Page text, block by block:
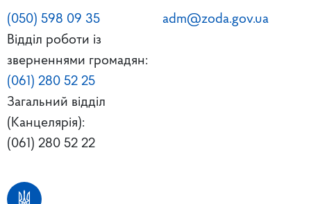
(050) 598 09 35
Відділ роботи із
зверненнями громадян:
(061) 280 52 25
Загальний відділ
(Канцелярія):
(061) 280 52 22
adm@zoda.gov.ua